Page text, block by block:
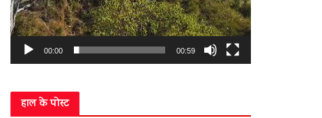
00:00 00:59
हाल के पोस्ट